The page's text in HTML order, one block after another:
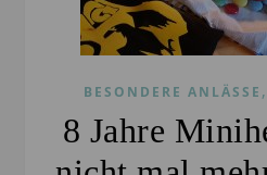
BESONDERE ANLÄSSE ,
8 Jahre